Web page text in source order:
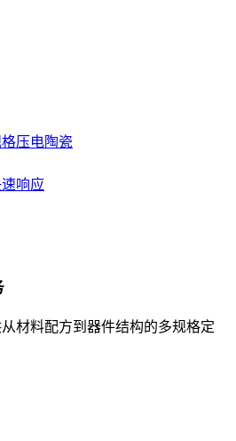
压电陶瓷
响应
材料配方到器件结构的多规格定